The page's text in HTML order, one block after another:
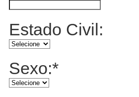
Estado Civil:
Sexo:*